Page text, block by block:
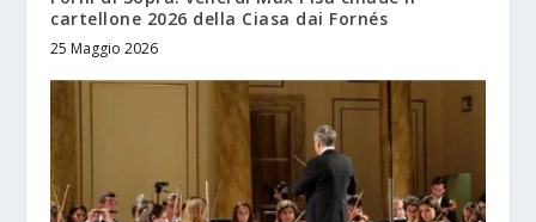
cartellone 2026 della Ciasa dai Fornés
25 Maggio 2026